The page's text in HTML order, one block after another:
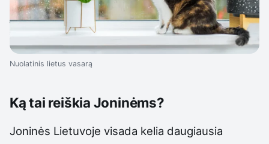
Nuolatinis lietus vasarą
Ką tai reiškia Joninėms?
Joninės Lietuvoje visada kelia daugiausia